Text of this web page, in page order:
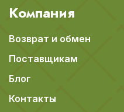
Компания
Возврат и обмен
Поставщикам
Блог
Контакты